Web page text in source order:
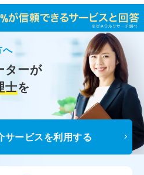
へ
ターが
士を
サービスを利用する